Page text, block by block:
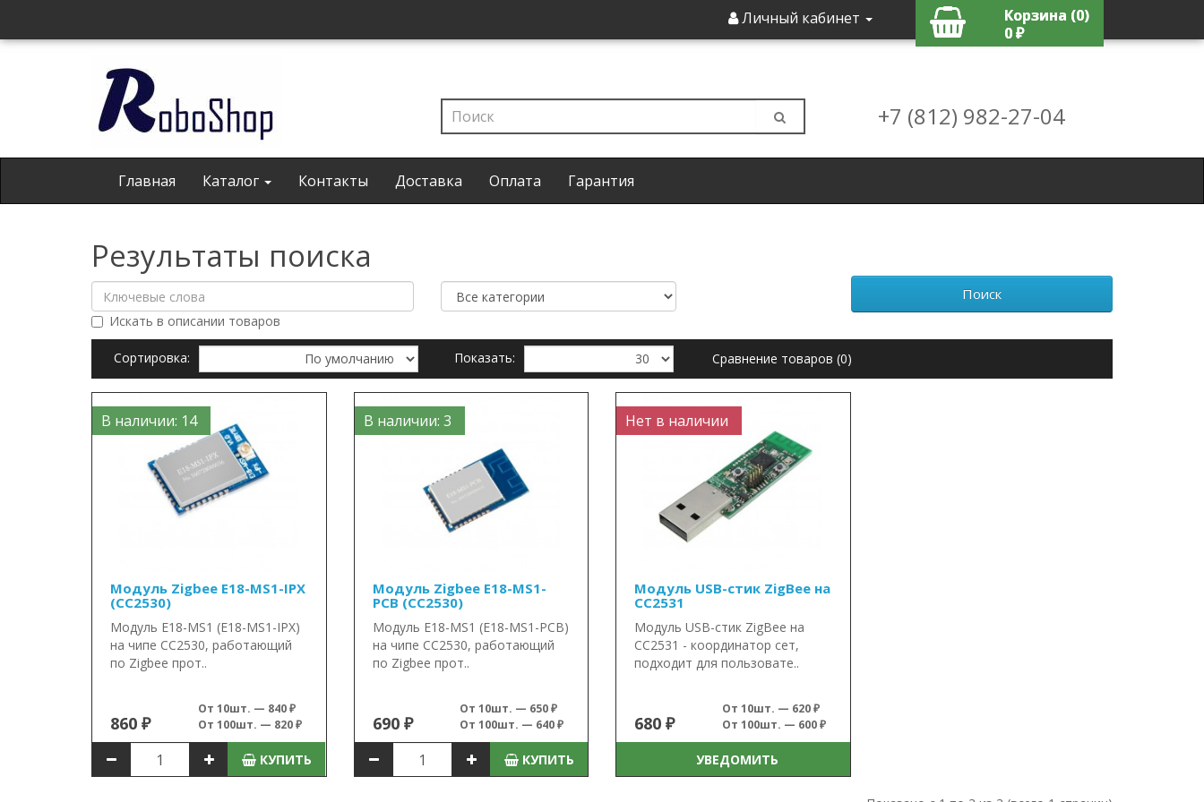
Личный кабинет
Корзина (0)
0 ₽
+7 (812) 982-27-04
Главная Каталог Контакты Доставка Оплата Гарантия
Результаты поиска
Искать в описании товаров
Сортировка: Показать: Сравнение товаров (0)
В наличии: 14
Модуль Zigbee E18-MS1-IPX
(CC2530)
Модуль E18-MS1 (E18-MS1-IPX)
на чипе CC2530, работающий
по Zigbee прот..
860 ₽
От 10шт. — 840 ₽
От 100шт. — 820 ₽
КУПИТЬ
В наличии: 3
Модуль Zigbee E18-MS1-
PCB (CC2530)
Модуль E18-MS1 (E18-MS1-PCB)
на чипе CC2530, работающий
по Zigbee прот..
690 ₽
От 10шт. — 650 ₽
От 100шт. — 640 ₽
КУПИТЬ
Нет в наличии
Модуль USB-стик ZigBee на
CC2531
Модуль USB-стик ZigBee на
CC2531 - координатор сет,
подходит для пользовате..
680 ₽
От 10шт. — 620 ₽
От 100шт. — 600 ₽
УВЕДОМИТЬ